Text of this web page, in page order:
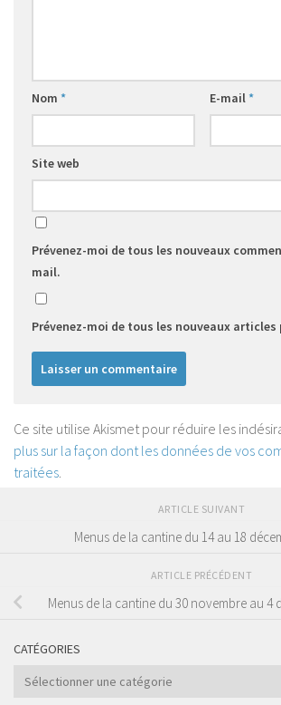
Nom * E-mail*
Site web
Prévenez-moi de tous les nouveaux
mail.
Prévenez-moi de tous les nouveaux articles
Ce site utilise Akismet pour réduire les
plus sur la façon dont les données de vos
traitées.
ARTICLE SUIVANT
Menus de la cantine du 14 au 18
ARTICLE PRÉCÉDENT
Menus de la cantine du 30 novembre au 4
CATÉGORIES
Catégories